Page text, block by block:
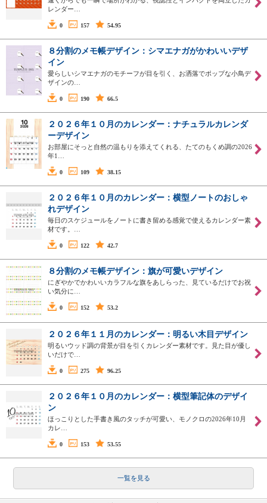
レンダー…
0 157 54.95
８分割のメモ帳デザイン：シマエナガがかわいいデザ
イン
愛らしいシマエナガのモチーフが目を引く、お洒落でポップな小鳥デ
ザインの…
0 190 66.5
２０２６年１０月のカレンダー：ナチュラルカレンダ
ーデザイン
お部屋にそっと自然の温もりを添えてくれる、たてのもくめ調の2026
年1…
0 109 38.15
２０２６年１０月のカレンダー：横型ノートのおしゃ
れデザイン
毎日のスケジュールをノートに書き留める感覚で使えるカレンダー素
材です。…
0 122 42.7
８分割のメモ帳デザイン：旗が可愛いデザイン
にぎやかでかわいいカラフルな旗をあしらった、見ているだけでお祝
い気分に…
0 152 53.2
２０２６年１１月のカレンダー：明るい木目デザイン
明るいウッド調の背景が目を引くカレンダー素材です。見た目が優し
いだけで…
0 275 96.25
２０２６年１０月のカレンダー：横型筆記体のデザイ
ン
ほっこりとした手書き風のタッチが可愛い、モノクロの2026年10月
カレ…
0 153 53.55
一覧を見る